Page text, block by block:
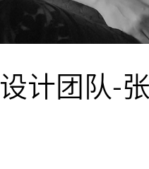
设计团队-